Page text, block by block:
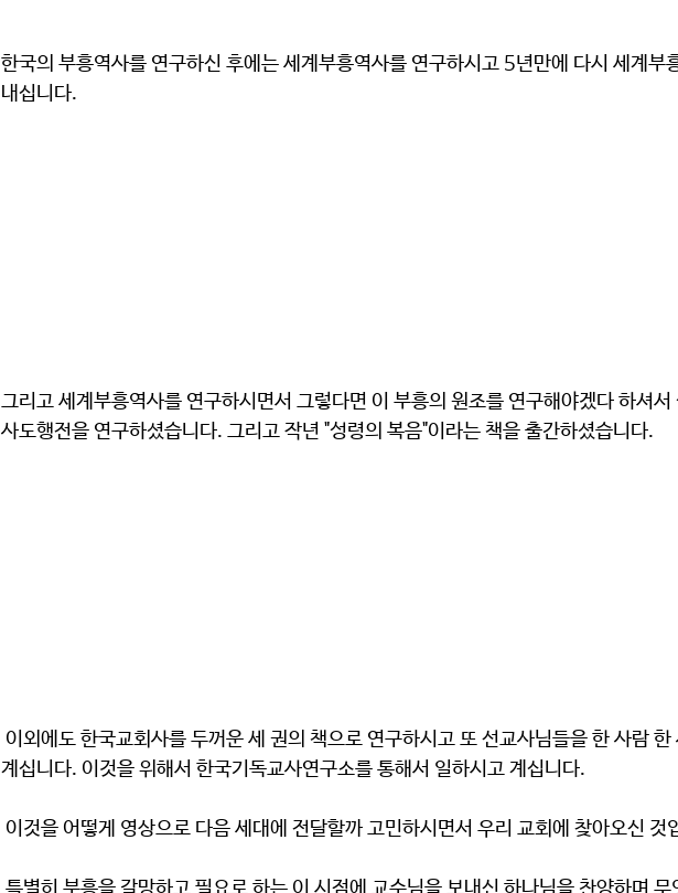
한국의 부흥역사를 연구하신 후에는 세계부흥역사를 연구하시고 5년만에 다시 세계부
내십니다.
그리고 세계부흥역사를 연구하시면서 그렇다면 이 부흥의 원조를 연구해야겠다 하셔서
사도행전을 연구하셨습니다. 그리고 작년 "성령의 복음"이라는 책을 출간하셨습니다.
계십니다. 이것을 위해서 한국기독교사연구소를 통해서 일하시고 계십니다.
이것을 어떻게 영상으로 다음 세대에 전달할까 고민하시면서 우리 교회에 찾아오신 것